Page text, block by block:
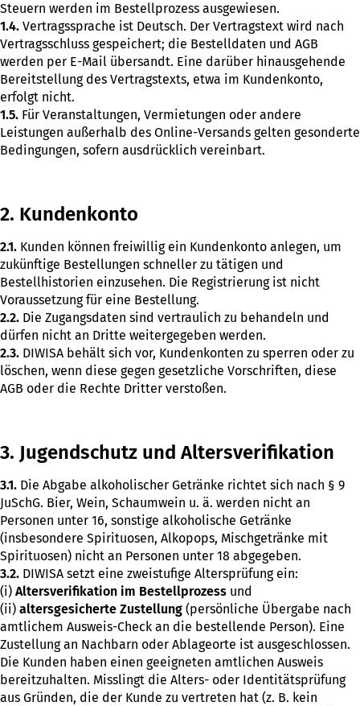
Steuern werden im Bestellprozess ausgewiesen.
1.4. Vertragssprache ist Deutsch. Der Vertragstext wird nach
Vertragsschluss gespeichert; die Bestelldaten und AGB
werden per E-Mail übersandt. Eine darüber hinausgehende
Bereitstellung des Vertragstexts, etwa im Kundenkonto,
erfolgt nicht.
1.5. Für Veranstaltungen, Vermietungen oder andere
Leistungen außerhalb des Online-Versands gelten gesonderte
Bedingungen, sofern ausdrücklich vereinbart.
2. Kundenkonto
2.1. Kunden können freiwillig ein Kundenkonto anlegen, um
zukünftige Bestellungen schneller zu tätigen und
Bestellhistorien einzusehen. Die Registrierung ist nicht
Voraussetzung für eine Bestellung.
2.2. Die Zugangsdaten sind vertraulich zu behandeln und
dürfen nicht an Dritte weitergegeben werden.
2.3. DIWISA behält sich vor, Kundenkonten zu sperren oder zu
löschen, wenn diese gegen gesetzliche Vorschriften, diese
AGB oder die Rechte Dritter verstoßen.
3. Jugendschutz und Altersverifikation
3.1. Die Abgabe alkoholischer Getränke richtet sich nach § 9
JuSchG. Bier, Wein, Schaumwein u. ä. werden nicht an
Personen unter 16, sonstige alkoholische Getränke
(insbesondere Spirituosen, Alkopops, Mischgetränke mit
Spirituosen) nicht an Personen unter 18 abgegeben.
3.2. DIWISA setzt eine zweistufige Altersprüfung ein:
(i) Altersverifikation im Bestellprozess und
(ii) altersgesicherte Zustellung (persönliche Übergabe nach
amtlichem Ausweis-Check an die bestellende Person). Eine
Zustellung an Nachbarn oder Ablageorte ist ausgeschlossen.
Die Kunden haben einen geeigneten amtlichen Ausweis
bereitzuhalten. Misslingt die Alters- oder Identitätsprüfung
aus Gründen, die der Kunde zu vertreten hat (z. B. kein